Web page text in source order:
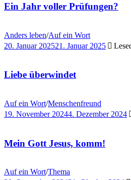
Ein Jahr voller Prüfungen?
Anders leben/Auf ein Wort
20. Januar 202521. Januar 2025
Liebe überwindet
Auf ein Wort/Menschenfreund
19. November 20244. Dezember 2024
Mein Gott Jesus, komm!
Auf ein Wort/Thema